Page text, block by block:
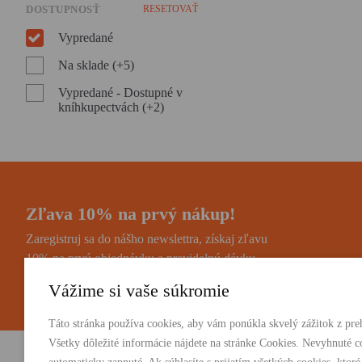
DOSTUPNOSŤ RESETOVAŤ
Vypredané
Na sklade (+5)
Vypredané - Dostupné v
kníhkupectvách (+2)
Zľava 10% na prvý nákup!
Zaregistruj sa do nášho newslettra, získaj zľavu
10% na prvú objednávku a pravidelnú dávku
Vážime si vaše súkromie
Táto stránka používa cookies, aby vám ponúkla skvelý zážitok z
Všetky dôležité informácie nájdete na stránke Cookies. Nevyhnuté